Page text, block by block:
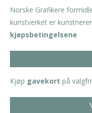
Norske Grafikere
kunstverket er
kjøpsbetingelsene
Kjøp gavekort på